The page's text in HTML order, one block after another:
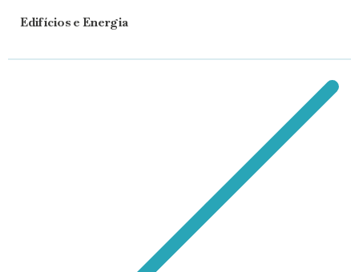
Edifícios e Energia